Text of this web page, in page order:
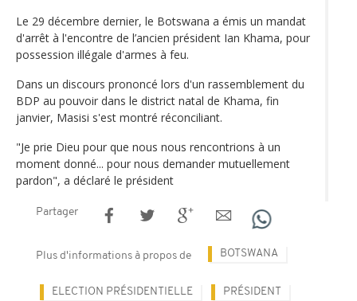
Le 29 décembre dernier, le Botswana a émis un mandat
d'arrêt à l'encontre de l’ancien président Ian Khama, pour
possession illégale d'armes à feu.
Dans un discours prononcé lors d'un rassemblement du
BDP au pouvoir dans le district natal de Khama, fin
janvier, Masisi s'est montré réconciliant.
"Je prie Dieu pour que nous nous rencontrions à un
moment donné... pour nous demander mutuellement
pardon", a déclaré le président
Partager
Plus d'informations à propos de BOTSWANA
ELECTION PRÉSIDENTIELLE PRÉSIDENT